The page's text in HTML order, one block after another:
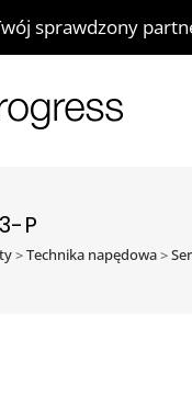
sprawdzony
P
>Technika napędowa>